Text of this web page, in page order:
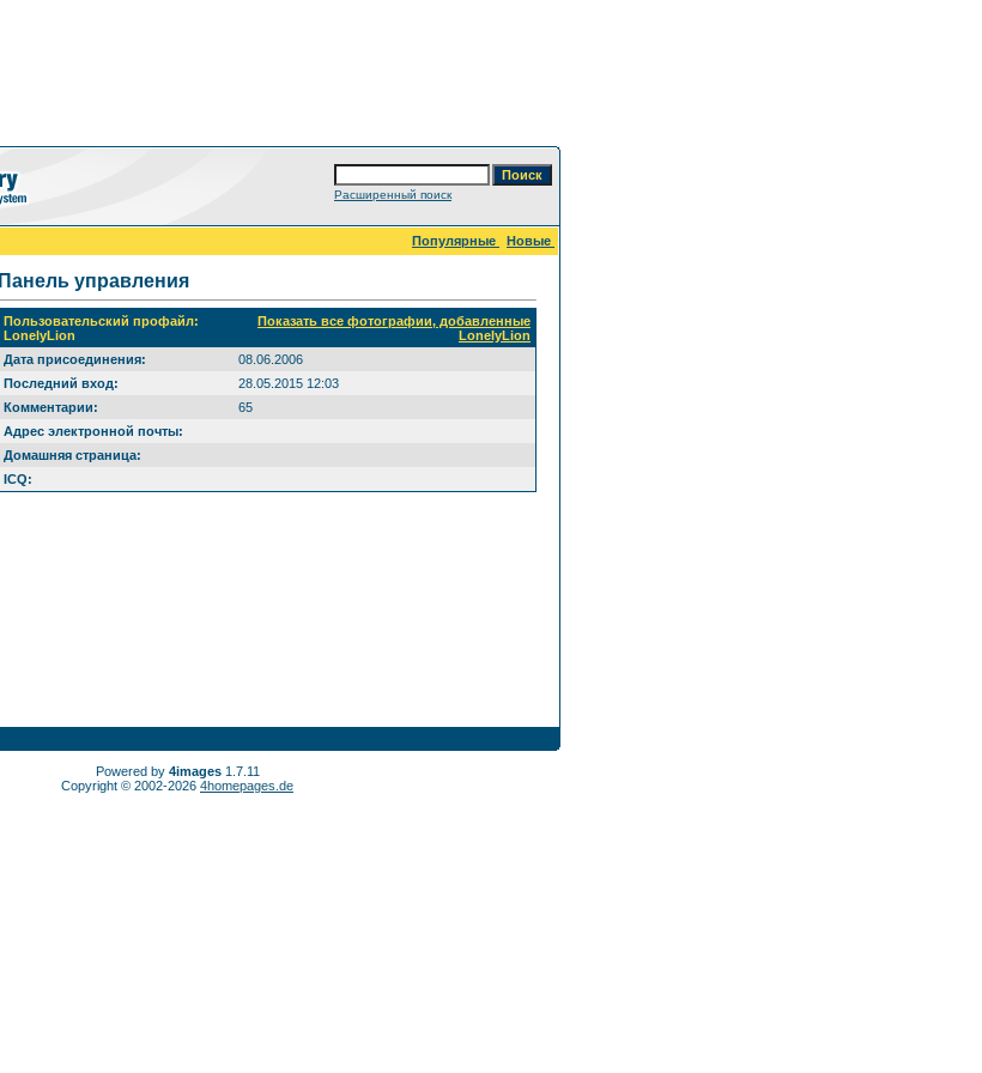
Расширенный поиск
Популярные
Новые
Панель управления
Пользовательский профайл:
LonelyLion
Показать все фотографии, добавленные
LonelyLion
Дата присоединения:
08.06.2006
Последний вход:
28.05.2015 12:03
Комментарии:
65
Адрес электронной почты:
Домашняя страница:
ICQ:
Powered by 4images1.7.11
Copyright © 2002-2026 4homepages.de